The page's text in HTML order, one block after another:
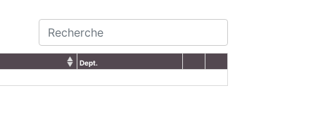
Dept.